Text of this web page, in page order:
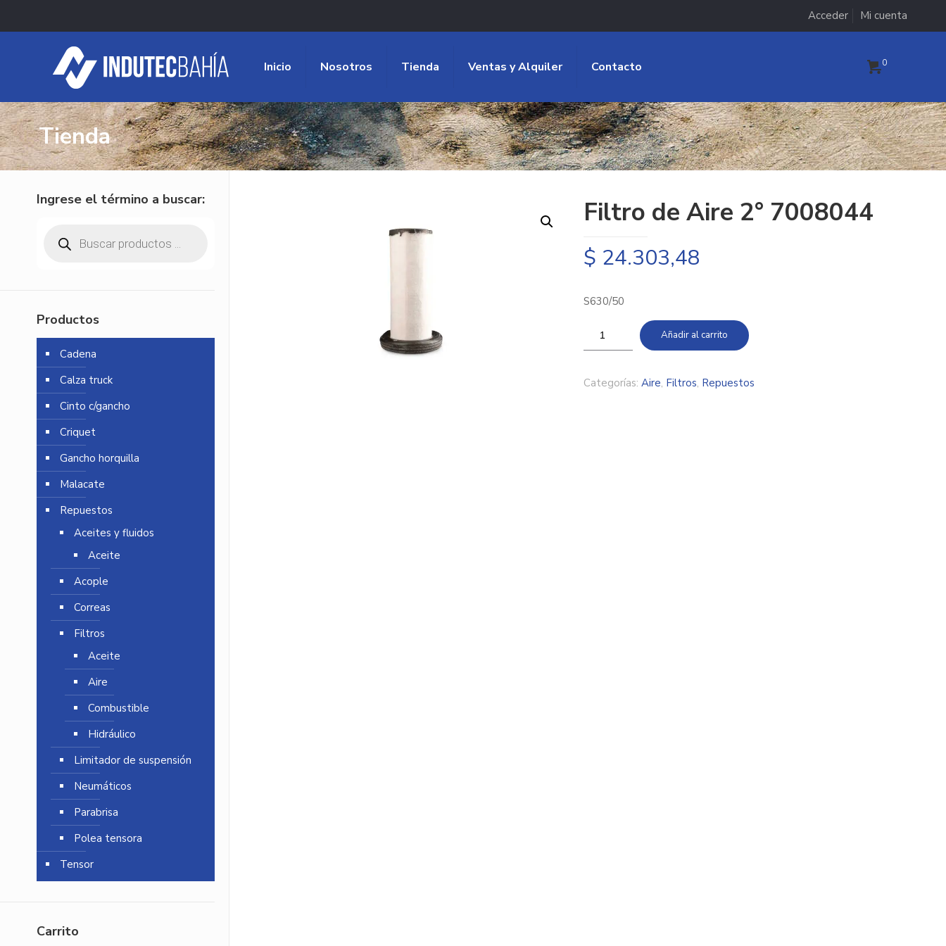
Acceder Mi cuenta
Inicio Nosotros Tienda Ventas y Alquiler Contacto 0
Tienda
Filtro de Aire 2° 7008044
$ 24.303,48
S630/50
Añadir al carrito
Categorías: Aire, Filtros, Repuestos
Ingrese el término a buscar:
productos
Productos
Cadena
Calza truck
Cinto c/gancho
Criquet
Gancho horquilla
Malacate
Repuestos
Aceites y fluidos
Aceite
Acople
Correas
Filtros
Aceite
Aire
Combustible
Hidráulico
Limitador de suspensión
Neumáticos
Parabrisa
Polea tensora
Tensor
Carrito